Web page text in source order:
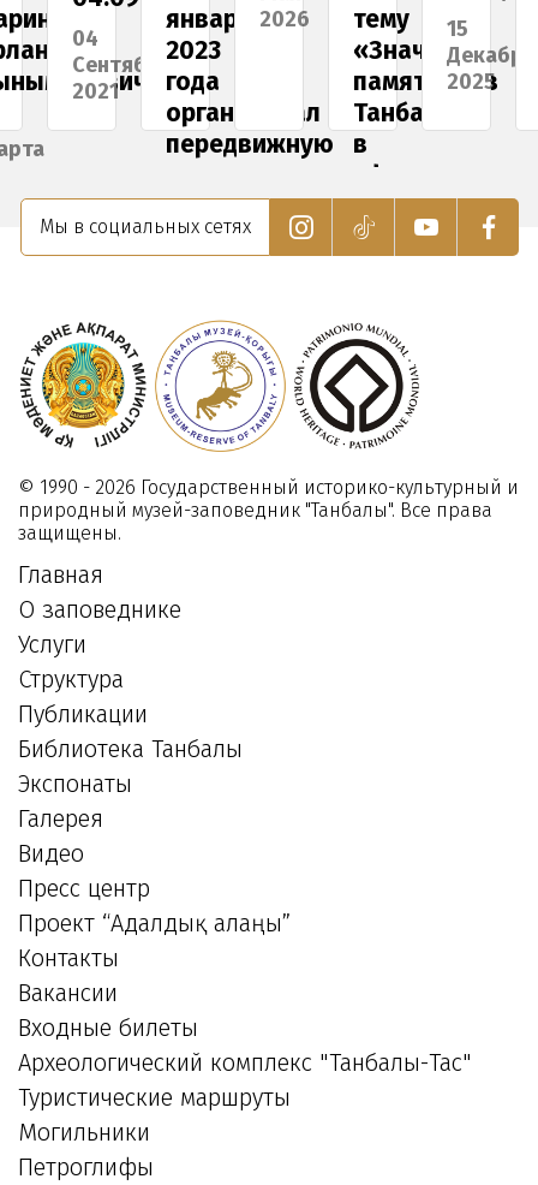
2023
года
организовал
передвижную
25
Января
2026
тему
«Значение
памятников
Танбалы
в
туризма»
15
Декабря
2025
08
Апреля
2025
Мы в социальных сетях
© 1990 - 2026 Государственный историко-культурный и
природный музей-заповедник "Танбалы". Все права
защищены.
Главная
О заповеднике
Услуги
Структура
Публикации
Библиотека Танбалы
Экспонаты
Галерея
Видео
Пресс центр
Проект “Адалдық алаңы”
Контакты
Вакансии
Входные билеты
Археологический комплекс "Танбалы-Тас"
Туристические маршруты
Могильники
Петроглифы